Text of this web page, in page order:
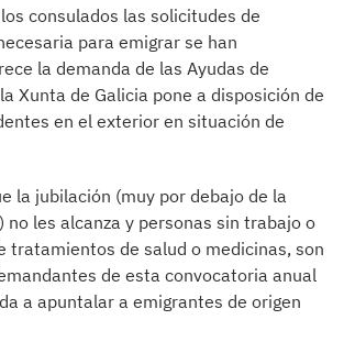
consulados las solicitudes de
para emigrar se han
la demanda de las Ayudas de
Xunta de Galicia pone a disposición de
en el exterior en situación de
la jubilación (muy por debajo de la
no les alcanza y personas sin trabajo o
tratamientos de salud o medicinas, son
de esta convocatoria anual
a apuntalar a emigrantes de origen